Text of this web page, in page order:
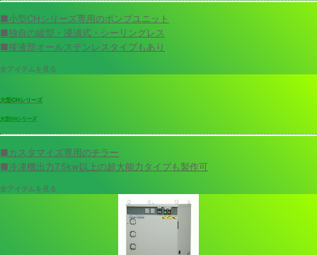
■小型CHシリーズ専用のポンプユニット
■独自の縦型・浸漬式・シーリングレス
■接液部オールステンレスタイプもあり
全アイテムを見る
大型CHシリーズ
大型CHシリーズ
■カスタマイズ専用のチラー
■冷凍機出力7.5kw以上の超大能力タイプも製作可
全アイテムを見る